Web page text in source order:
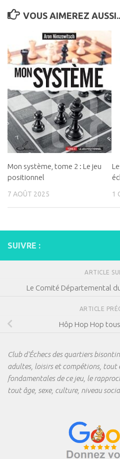
VOUS AIMEREZ
Mon système, tome 2 : Le jeu
positionnel
7 AOÛT 2025 1
SUIVRE :
ARTICLE
Le Comité Départemental
ARTICLE
Hôp Hop Hop
Club d'Échecs des quartiers
adultes, loisirs et compétions, tout
fondamentales de ce jeu, le
tout âge, sexe, culture, niveau